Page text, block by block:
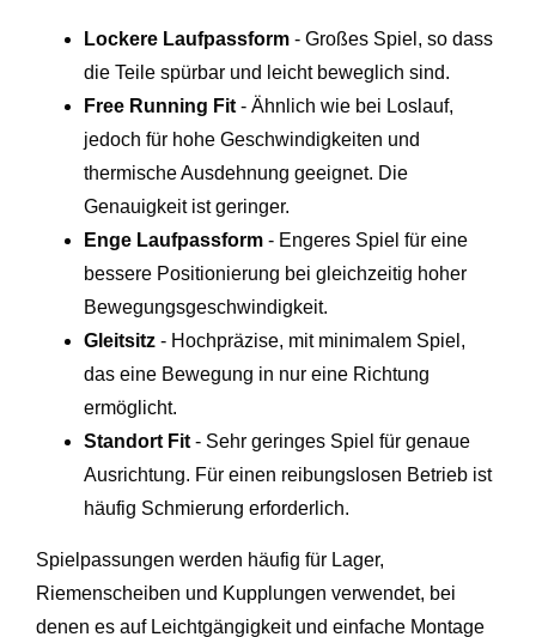
Lockere Laufpassform - Großes Spiel, so dass
die Teile spürbar und leicht beweglich sind.
Free Running Fit - Ähnlich wie bei Loslauf,
jedoch für hohe Geschwindigkeiten und
thermische Ausdehnung geeignet. Die
Genauigkeit ist geringer.
Enge Laufpassform - Engeres Spiel für eine
bessere Positionierung bei gleichzeitig hoher
Bewegungsgeschwindigkeit.
Gleitsitz - Hochpräzise, mit minimalem Spiel,
das eine Bewegung in nur eine Richtung
ermöglicht.
Standort Fit - Sehr geringes Spiel für genaue
Ausrichtung. Für einen reibungslosen Betrieb ist
häufig Schmierung erforderlich.
Spielpassungen werden häufig für Lager,
Riemenscheiben und Kupplungen verwendet, bei
denen es auf Leichtgängigkeit und einfache Montage